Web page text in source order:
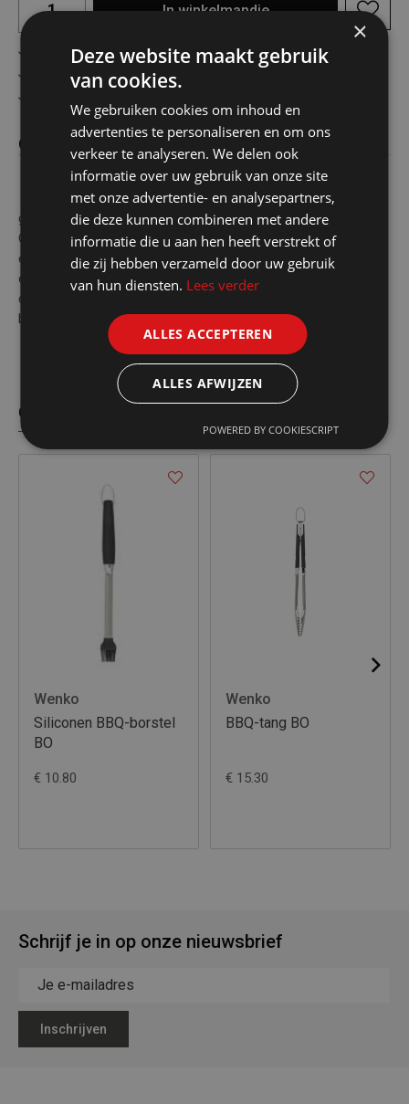
In winkelmandje
Gratis verzending in België vanaf €75
Veilig online betalen
Omschrijving
Deze mess tin set bestaat uit twee nieuwe, ongebruikte
gamellen en is ideaal voor outdoor, survival of militair gebruik.
Oorspronkelijk ontworpen voor soldaten om in te koken en uit te
eten. Kenmerken:Set van 2 gamellenAfmetingen: 18 x 13,5 cm
en 16,5 x 13 cmNieuw en ongebruiktNestbaar
ontwerpOpvouwbare handgrepenIdeaal voor koken en eten
buiten
Gelijkaardige producten
Wenko
Siliconen BBQ-borstel
BO
€ 10.80
Wenko
BBQ-tang BO
€ 15.30
Schrijf je in op onze nieuwsbrief
Inschrijven
×
Deze website maakt gebruik
van cookies.
We gebruiken cookies om inhoud en
advertenties te personaliseren en om ons
verkeer te analyseren. We delen ook
informatie over uw gebruik van onze site
met onze advertentie- en analysepartners,
die deze kunnen combineren met andere
informatie die u aan hen heeft verstrekt of
die zij hebben verzameld door uw gebruik
van hun diensten. Lees verder
ALLES ACCEPTEREN
ALLES AFWIJZEN
POWERED BY COOKIESCRIPT